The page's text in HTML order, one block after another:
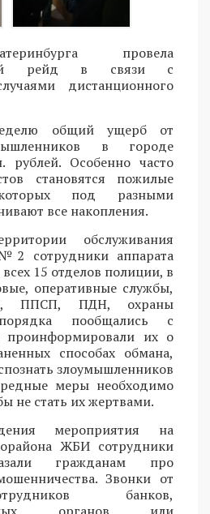
провела
рейд в связи с
дистанционного
общий ущерб от
в городе
рублей. Особенно часто
становятся пожилые
под разными
все накопления.
обслуживания
сотрудники аппарата
15 отделов полиции, в
оперативные службы,
ППСП, ПДН, охраны
пообщались с
их о
способах обмана,
злоумышленников
меры необходимо
не стать их жертвами.
мероприятия на
ЖБИ сотрудники
гражданам про
Звонки от
банков,